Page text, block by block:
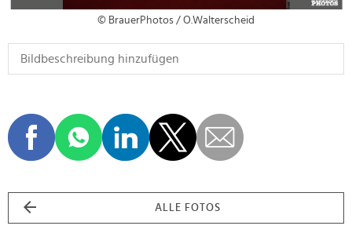
© BrauerPhotos / O.Walterscheid
ALLE FOTOS